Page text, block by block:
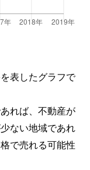
表したグラフで
れば、不動産が
ない地域であれ
で売れる可能性